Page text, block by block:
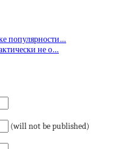
популярности…
не о…
(will not be published)